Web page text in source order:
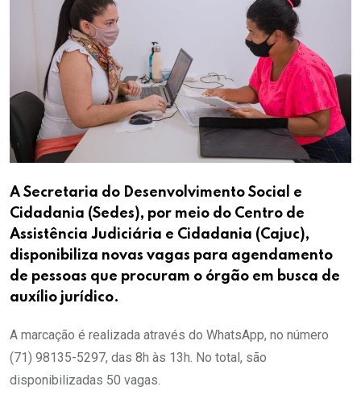
A Secretaria do Desenvolvimento Social e
Cidadania (Sedes), por meio do Centro de
Assistência Judiciária e Cidadania (Cajuc),
disponibiliza novas vagas para agendamento
de pessoas que procuram o órgão em busca de
auxílio jurídico.
A marcação é realizada através do WhatsApp, no número
(71) 98135-5297, das 8h às 13h. No total, são
disponibilizadas 50 vagas.